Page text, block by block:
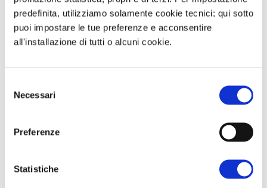
predefinita, utilizziamo solamente cookie tecnici; qui sotto
puoi impostare le tue preferenze e acconsentire
all'installazione di tutti o alcuni cookie.
delNecessari
Preferenze
Statistiche
ormeggiata nei pressi del terminale e
in fase di carico questa mattina. Il
primo cargo, caricato dalla AL
Zeebrugge in Belgio. Il ritmo di circa un
fase di rampa del primo treno di
la fine dell’anno e il Treno 3 nel primo